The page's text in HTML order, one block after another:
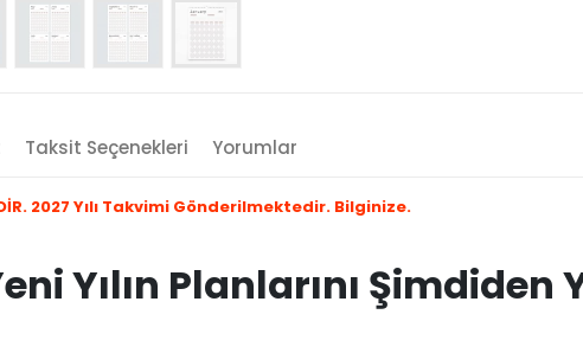
Taksit Seçenekleri Yorumlar
2027 Yılı Takvimi Gönderilmektedir. Bilginize.
Yılın Planlarını Şimdiden